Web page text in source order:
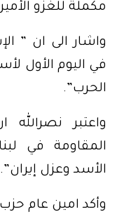
مكملة للغزو
واشار الى ان ”
في اليوم الأول
الحرب”.
واعتبر
المقاومة في
الأسد وعزل إيران”.
وأكد امين عام حزب